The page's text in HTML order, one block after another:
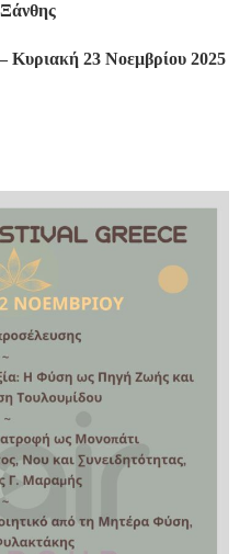
Κυριακή 23 Νοεμβρίου 2025